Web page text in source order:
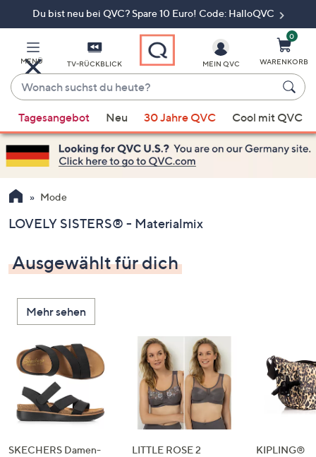
Du bist neu bei QVC? Spare 10 Euro! Code: HalloQVC
MENÜ TV-RÜCKBLICK
Wonach
suchst
du
heute?
Vorschläge
verfügbar
sind,
verwenden
Sie
Pfeiltasten
oben
und
nach
unten
oder
wischen
Sie
Touch-
Geräten
links
MEIN QVC
0
WARENKORB
Tagesangebot Neu 30 Jahre QVC Cool mit QVC
Mode
LOVELY SISTERS® - Materialmix
Ausgewählt für dich
Mehr sehen
SKECHERS Damen-
LITTLE ROSE 2
KIPLING®